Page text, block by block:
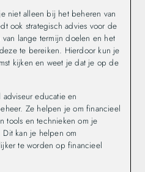
niet alleen bij het beheren van
ook strategisch advies voor de
van lange termijn doelen en het
te bereiken. Hierdoor kun je
kijken en weet je dat je op de
educatie en
Ze helpen je om financieel
tools en technieken om je
kan je helpen om
te worden op financieel